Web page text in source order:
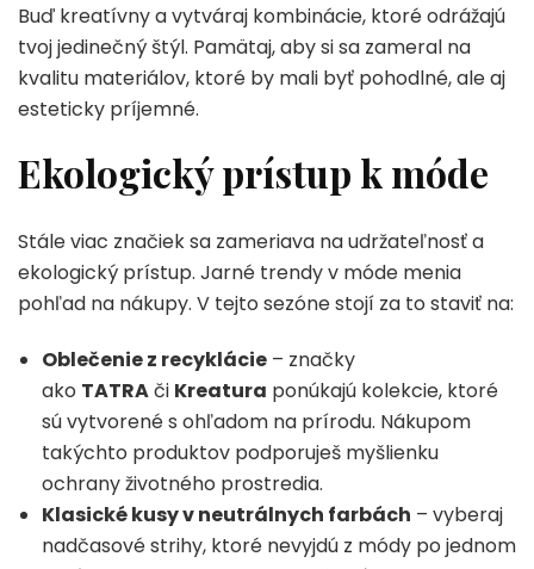
Buď kreatívny a vytváraj kombinácie, ktoré odrážajú
tvoj jedinečný štýl. Pamätaj, aby si sa zameral na
kvalitu materiálov, ktoré by mali byť pohodlné, ale aj
esteticky príjemné.
Ekologický prístup k móde
Stále viac značiek sa zameriava na udržateľnosť a
ekologický prístup. Jarné trendy v móde menia
pohľad na nákupy. V tejto sezóne stojí za to staviť na:
Oblečenie z recyklácie – značky
ako TATRAči Kreatura ponúkajú kolekcie, ktoré
sú vytvorené s ohľadom na prírodu. Nákupom
takýchto produktov podporuješ myšlienku
ochrany životného prostredia.
Klasické kusy v neutrálnych farbách – vyberaj
nadčasové strihy, ktoré nevyjdú z módy po jednom